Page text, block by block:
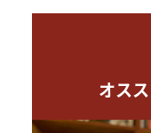
オス